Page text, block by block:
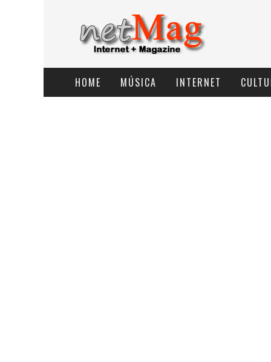
HOME MÚSICA INTERNET